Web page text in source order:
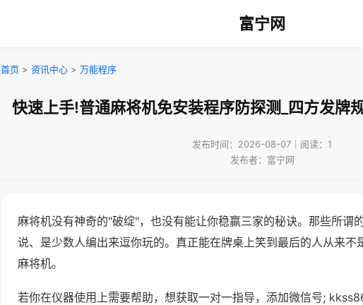
富宁网
首页 > 资讯中心 > 万能程序
快速上手!普通麻将机免安装程序防探测_四方发牌
发布时间：2026-08-07｜阅读：1
发布者：富宁网
麻将机没有神奇的"破绽"，也没有能让你稳赢三家的秘诀。那些所谓
说、是少数人编出来逗你玩的。真正能在牌桌上笑到最后的人从来不
麻将机。
若你在仪器使用上需要帮助，想获取一对一指导，添加微信号;